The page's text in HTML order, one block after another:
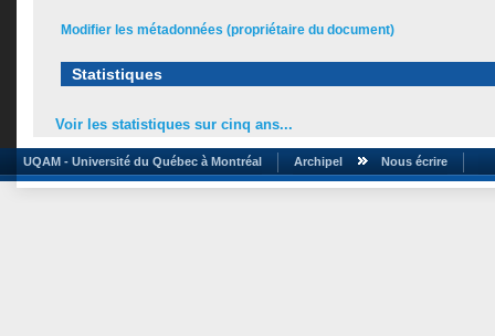
Modifier les métadonnées (propriétaire du document)
Statistiques
Voir les statistiques sur cinq ans...
UQAM - Université du Québec à Montréal Archipel Nous écrire